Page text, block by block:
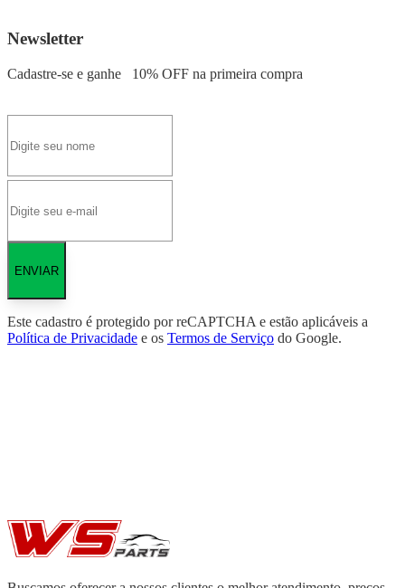
Newsletter
Cadastre-se e ganhe 10% OFF na primeira compra
ENVIAR
Este cadastro é protegido por reCAPTCHA e estão aplicáveis a
Política de Privacidade e os Termos de Serviço do Google.